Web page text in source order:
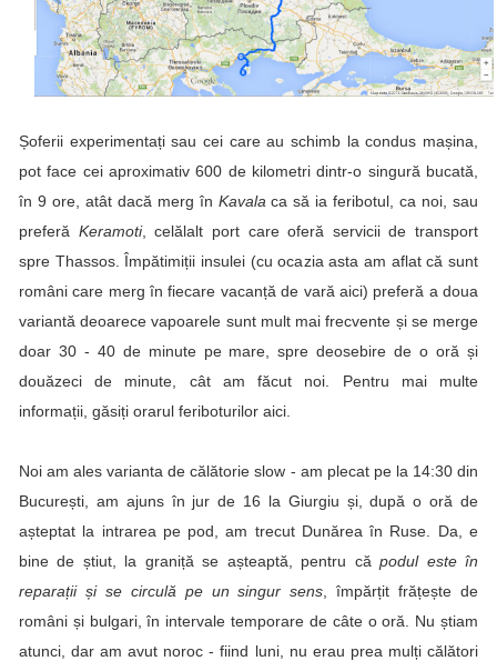
Șoferii experimentați sau cei care au schimb la condus mașina,
pot face cei aproximativ 600 de kilometri dintr-o singură bucată,
în 9 ore, atât dacă merg în Kavalaca să ia feribotul, ca noi, sau
preferă Keramoti, celălalt port care oferă servicii de transport
spre Thassos. Împătimiții insulei (cu ocazia asta am aflat că sunt
români care merg în fiecare vacanță de vară aici) preferă a doua
variantă deoarece vapoarele sunt mult mai frecvente și se merge
doar 30 - 40 de minute pe mare, spre deosebire de o oră și
douăzeci de minute, cât am făcut noi. Pentru mai multe
informații, găsiți orarul feriboturilor aici.
Noi am ales varianta de călătorie slow - am plecat pe la 14:30 din
București, am ajuns în jur de 16 la Giurgiu și, după o oră de
așteptat la intrarea pe pod, am trecut Dunărea în Ruse. Da, e
bine de știut, la graniță se așteaptă, pentru căpodul este în
reparații și se circulă pe un singur sens, împărțit frățește de
români și bulgari, în intervale temporare de câte o oră. Nu știam
atunci, dar am avut noroc - fiind luni, nu erau prea mulți călători